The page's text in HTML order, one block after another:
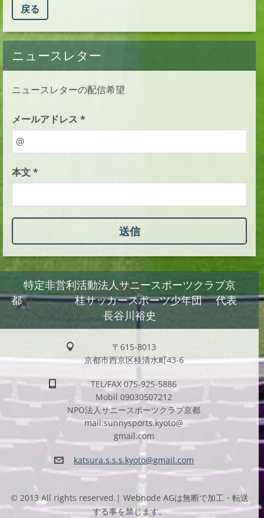
戻る
ニュースレター
ニュースレターの配信希望
メールアドレス *
本文 *
特定非営利活動法人サニースポーツクラブ京
都 桂サッカースポーツ少年団 代表
長谷川裕史
〒615-8013
京都市西京区桂清水町43-6
TEL/FAX 075-925-5886
Mobil 09030507212
NPO法人サニースポーツクラブ京都
mail:sunnysports.kyoto@
gmail.com
katsura.s.s.s.kyoto@gmail.com
© 2013 All rights reserved.| Webnode AGは無断で加工・転送
する事を禁じます。